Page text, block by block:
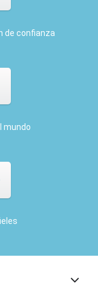
de confianza
mundo